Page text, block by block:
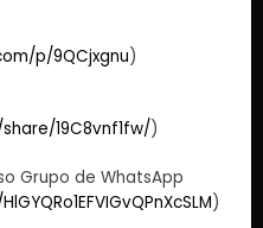
p/9QCjxgnu)
19C8vnf1fw/)
Grupo de WhatsApp
)